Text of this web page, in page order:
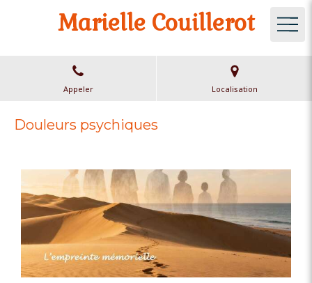
Marielle Couillerot
Appeler Localisation
Douleurs psychiques